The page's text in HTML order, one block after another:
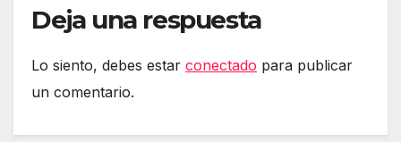
Deja una respuesta
Lo siento, debes estar conectado para publicar
un comentario.